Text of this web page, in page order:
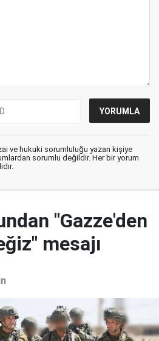
ve hukuki sorumluluğu yazan kişiye
sorumlu değildir. Her bir yorum
"Gazze'den
mesajı